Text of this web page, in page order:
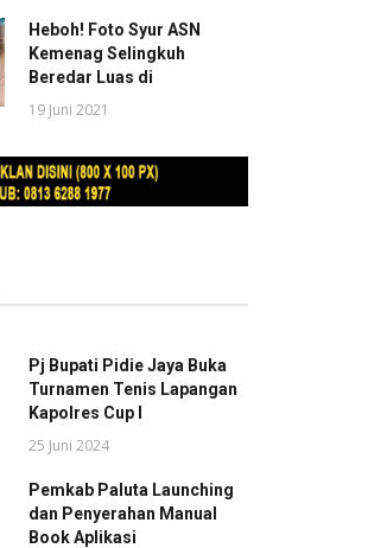
Heboh! Foto Syur ASN
Kemenag Selingkuh
Beredar Luas di
19 Juni 2021
Pj Bupati Pidie Jaya Buka
Turnamen Tenis Lapangan
Kapolres Cup I
25 Juni 2024
Pemkab Paluta Launching
dan Penyerahan Manual
Book Aplikasi